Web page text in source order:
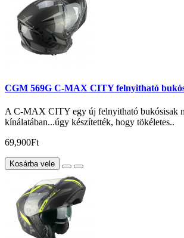
CGM 569G C-MAX CITY felnyitható
A C-MAX CITY egy új felnyitható bukósisak
kínálatában...úgy készítették, hogy tökéletes..
69,900Ft
Kosárba vele